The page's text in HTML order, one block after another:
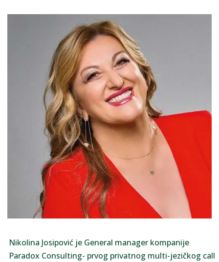
Nikolina Josipović je General manager kompanije
Paradox Consulting- prvog privatnog multi-jezičkog call